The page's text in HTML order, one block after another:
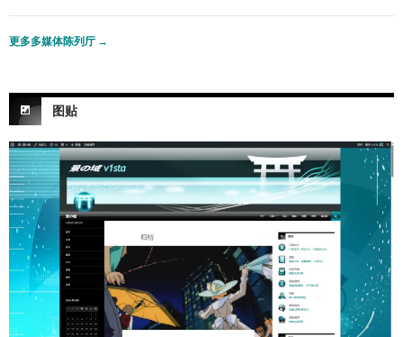
更多多媒体陈列厅 →
图贴